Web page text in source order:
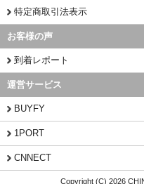
特定商取引法表示
お客様の声
到着レポート
運営サービス
BUYFY
1PORT
CNNECT
Copyright (C) 2026